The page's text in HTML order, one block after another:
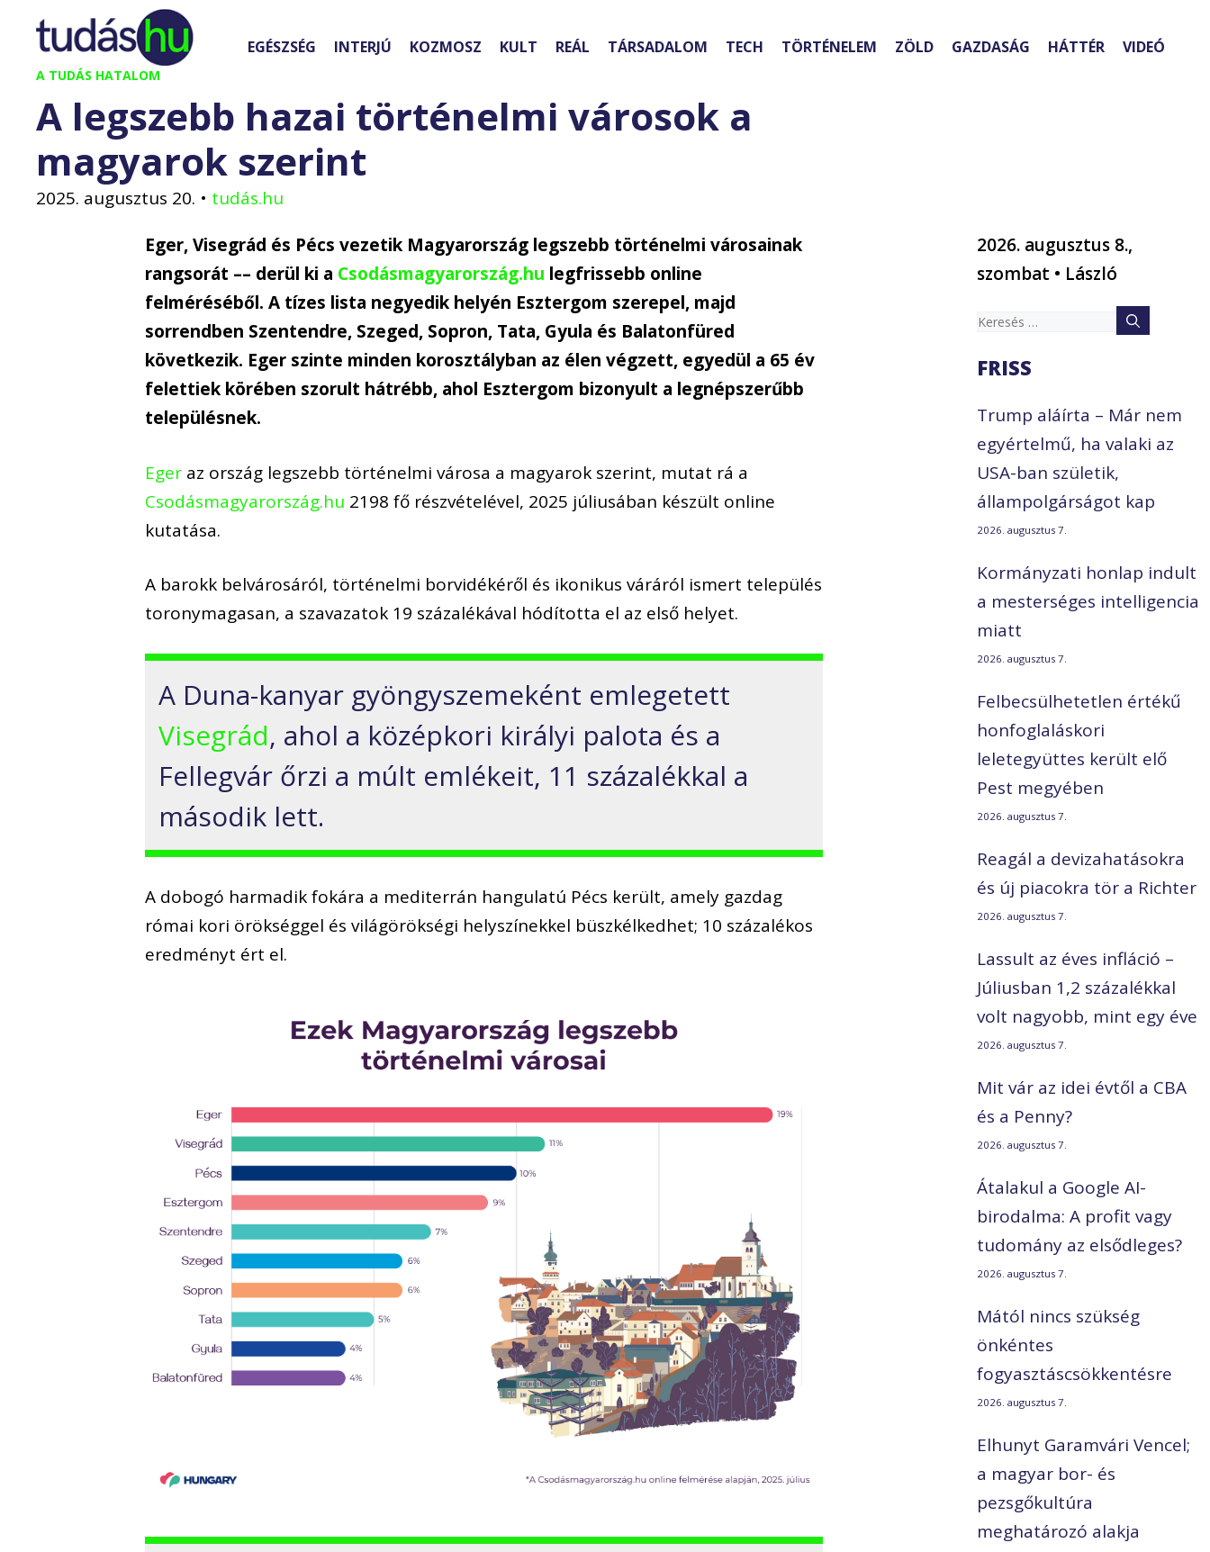
Kilépés
tartalomba
A TUDÁS HATALOM
EGÉSZSÉG INTERJÚ KOZMOSZ KULT REÁL TÁRSADALOM TECH TÖRTÉNELEM ZÖLD GAZDASÁG HÁTTÉR VIDEÓ
A legszebb hazai történelmi városok a
magyarok szerint
2025. augusztus 20. • tudás.hu
Eger, Visegrád és Pécs vezetik Magyarország legszebb történelmi városainak
rangsorát –– derül ki a Csodásmagyarország.hu legfrissebb online
felméréséből. A tízes lista negyedik helyén Esztergom szerepel, majd
sorrendben Szentendre, Szeged, Sopron, Tata, Gyula és Balatonfüred
következik. Eger szinte minden korosztályban az élen végzett, egyedül a 65 év
felettiek körében szorult hátrébb, ahol Esztergom bizonyult a legnépszerűbb
településnek.
Eger az ország legszebb történelmi városa a magyarok szerint, mutat rá a
Csodásmagyarország.hu 2198 fő részvételével, 2025 júliusában készült online
kutatása.
A barokk belvárosáról, történelmi borvidékéről és ikonikus váráról ismert település
toronymagasan, a szavazatok 19 százalékával hódította el az első helyet.
A Duna-kanyar gyöngyszemeként emlegetett
Visegrád, ahol a középkori királyi palota és a
Fellegvár őrzi a múlt emlékeit, 11 százalékkal a
második lett.
A dobogó harmadik fokára a mediterrán hangulatú Pécs került, amely gazdag
római kori örökséggel és világörökségi helyszínekkel büszkélkedhet; 10 százalékos
eredményt ért el.
2026. augusztus 8.,
szombat • László
Keresés:
FRISS
Trump aláírta – Már nem
egyértelmű, ha valaki az
USA-ban születik,
állampolgárságot kap
2026. augusztus 7.
Kormányzati honlap indult
a mesterséges intelligencia
miatt
2026. augusztus 7.
Felbecsülhetetlen értékű
honfoglaláskori
leletegyüttes került elő
Pest megyében
2026. augusztus 7.
Reagál a devizahatásokra
és új piacokra tör a Richter
2026. augusztus 7.
Lassult az éves infláció –
Júliusban 1,2 százalékkal
volt nagyobb, mint egy éve
2026. augusztus 7.
Mit vár az idei évtől a CBA
és a Penny?
2026. augusztus 7.
Átalakul a Google AI-
birodalma: A profit vagy
tudomány az elsődleges?
2026. augusztus 7.
Mától nincs szükség
önkéntes
fogyasztáscsökkentésre
2026. augusztus 7.
Elhunyt Garamvári Vencel;
a magyar bor- és
pezsgőkultúra
meghatározó alakja